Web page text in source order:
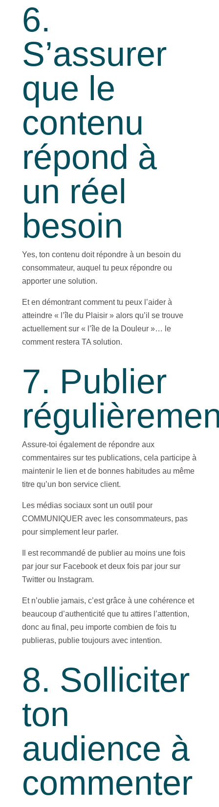
6.
S’assurer
que le
contenu
répond à
un réel
besoin
Yes, ton contenu doit répondre à un besoin du
consommateur, auquel tu peux répondre ou
apporter une solution.
Et en démontrant comment tu peux l’aider à
atteindre « l’île du Plaisir » alors qu’il se trouve
actuellement sur « l’île de la Douleur »… le
comment restera TA solution.
7. Publier
Assure-toi également de répondre aux
commentaires sur tes publications, cela participe à
maintenir le lien et de bonnes habitudes au même
titre qu’un bon service client.
Les médias sociaux sont un outil pour
COMMUNIQUER avec les consommateurs, pas
pour simplement leur parler.
Il est recommandé de publier au moins une fois
par jour sur Facebook et deux fois par jour sur
Twitter ou Instagram.
Et n’oublie jamais, c’est grâce à une cohérence et
beaucoup d’authenticité que tu attires l’attention,
donc au final, peu importe combien de fois tu
publieras, publie toujours avec intention.
8. Solliciter
ton
audience à
commenter